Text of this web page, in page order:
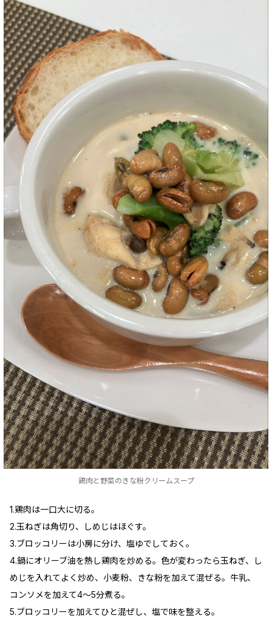
鶏肉と野菜のきな粉クリームスープ
1.鶏肉は一口大に切る。
2.玉ねぎは角切り、しめじはほぐす。
3.ブロッコリーは小房に分け、塩ゆでしておく。
4.鍋にオリーブ油を熱し鶏肉を炒める。色が変わったら玉ねぎ、し
めじを入れてよく炒め、小麦粉、きな粉を加えて混ぜる。牛乳、
コンソメを加えて4～5分煮る。
5.ブロッコリーを加えてひと混ぜし、塩で味を整える。